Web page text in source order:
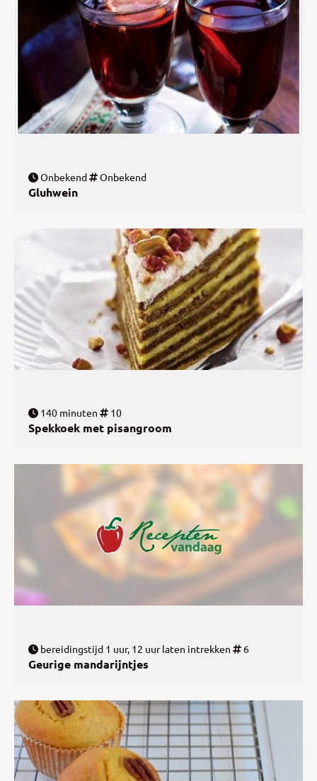
Onbekend Onbekend
Gluhwein
140 minuten 10
Spekkoek met pisangroom
bereidingstijd 1 uur, 12 uur laten intrekken 6
Geurige mandarijntjes